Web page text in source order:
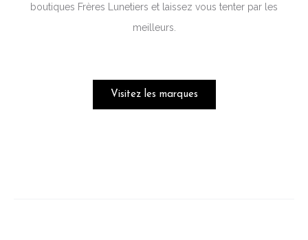
boutiques Frères Lunetiers et laissez vous tenter par les
meilleurs.
Visitez les marques